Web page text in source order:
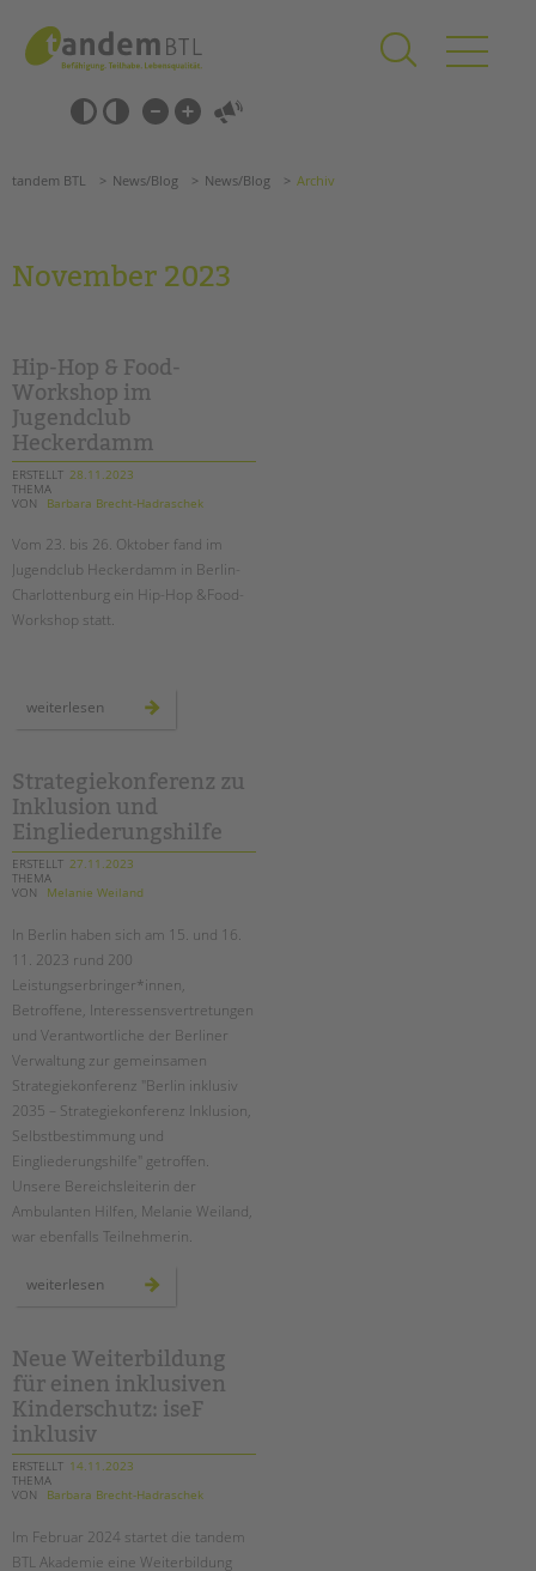
springen
Barrierefrei-
Einstellungen
überspringen
überspringen
Förderzentren
Kollegs
EFöB
Schulbezogene Sozialarbeit
Tagesgruppen
EINGLIEDERUNGSHILFE
BETREUTES WOHNEN
Seminarräume
STADTTEILARBEIT
PROFIL | LEITBILD
Bereiche im Überblick
Kinder- und Jugendschutz
Unsere Videos
Gesellschafter VdK
tandem international
KARRIERE
Stellenangebote
tandem als Arbeitgeberin
NEWS/BLOG
unkuerzbar
PRESSE
Magazin
KONTAKT
Impressum
Hinweisgebersystem
Suchen
tandem BTL News/Blog News/Blog Archiv
November 2023
Hip-Hop & Food-
Workshop im
Jugendclub
Heckerdamm
ERSTELLT 28.11.2023
THEMA
VON
Barbara Brecht-Hadraschek
Vom 23. bis 26. Oktober fand im
Jugendclub Heckerdamm in Berlin-
Charlottenburg ein Hip-Hop &Food-
Workshop statt.
weiterlesen
im
jugendclub
heckerdamm
Strategiekonferenz zu
Inklusion und
Eingliederungshilfe
ERSTELLT 27.11.2023
THEMA
VON
Melanie Weiland
In Berlin haben sich am 15. und 16.
11. 2023 rund 200
Leistungserbringer*innen,
Betroffene, Interessensvertretungen
und Verantwortliche der Berliner
Verwaltung zur gemeinsamen
Strategiekonferenz "Berlin inklusiv
2035 – Strategiekonferenz Inklusion,
Selbstbestimmung und
Eingliederungshilfe" getroffen.
Unsere Bereichsleiterin der
Ambulanten Hilfen, Melanie Weiland,
war ebenfalls Teilnehmerin.
weiterlesen strategiekonferenz
Neue Weiterbildung
für einen inklusiven
Kinderschutz: iseF
inklusiv
ERSTELLT 14.11.2023
THEMA
VON
Barbara Brecht-Hadraschek
Im Februar 2024 startet die tandem
BTL Akademie eine Weiterbildung